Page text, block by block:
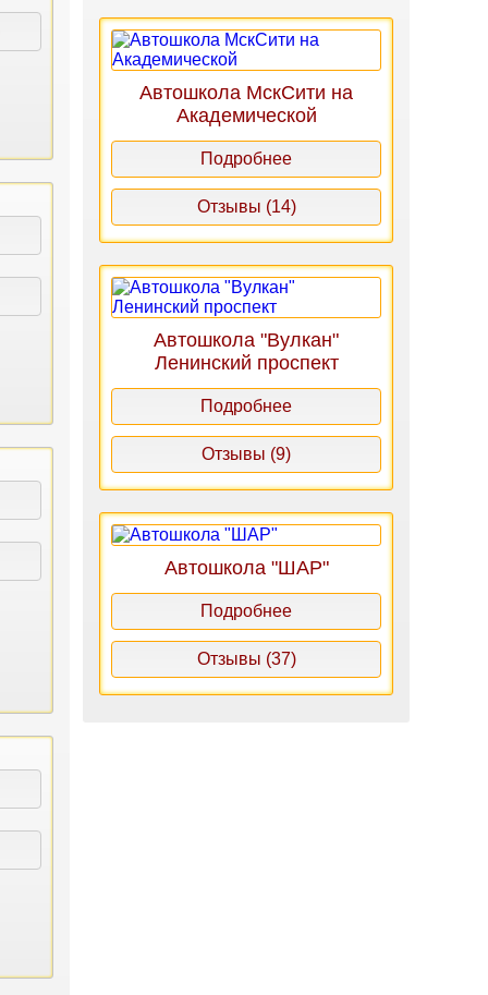
Автошкола МскСити на
Академической
Подробнее
Отзывы (14)
Автошкола "Вулкан"
Ленинский проспект
Подробнее
Отзывы (9)
Автошкола "ШАР"
Подробнее
Отзывы (37)